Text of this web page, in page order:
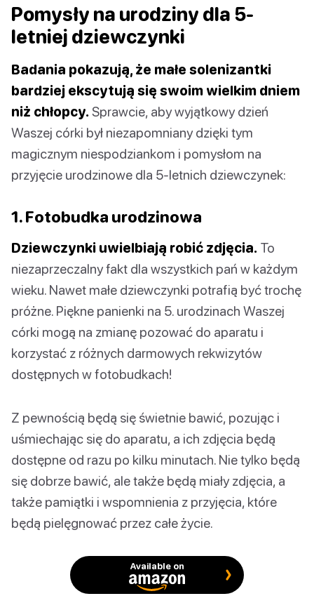
Pomysły na urodziny dla 5-
letniej dziewczynki
Badania pokazują, że małe solenizantki
bardziej ekscytują się swoim wielkim dniem
niż chłopcy. Sprawcie, aby wyjątkowy dzień
Waszej córki był niezapomniany dzięki tym
magicznym niespodziankom i pomysłom na
przyjęcie urodzinowe dla 5-letnich dziewczynek:
1. Fotobudka urodzinowa
Dziewczynki uwielbiają robić zdjęcia. To
niezaprzeczalny fakt dla wszystkich pań w każdym
wieku. Nawet małe dziewczynki potrafią być trochę
próżne. Piękne panienki na 5. urodzinach Waszej
córki mogą na zmianę pozować do aparatu i
korzystać z różnych darmowych rekwizytów
dostępnych w fotobudkach!
Z pewnością będą się świetnie bawić, pozując i
uśmiechając się do aparatu, a ich zdjęcia będą
dostępne od razu po kilku minutach. Nie tylko będą
się dobrze bawić, ale także będą miały zdjęcia, a
także pamiątki i wspomnienia z przyjęcia, które
będą pielęgnować przez całe życie.
Available on